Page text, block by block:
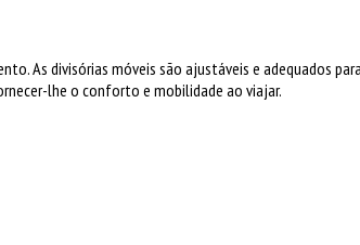
As divisórias móveis são ajustáveis e adequados
lhe o conforto e mobilidade ao viajar.